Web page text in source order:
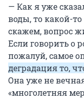
— Как я уже
воды, то какой-то
скажем, вопрос
Если говорить о
пожалуй, самое
деградация то,
Она уже не
«многолетняя